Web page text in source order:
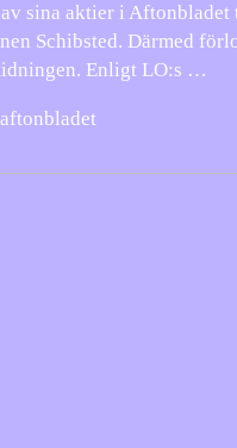
sina aktier i Aftonbladet
Schibsted. Därmed
Enligt LO:s …